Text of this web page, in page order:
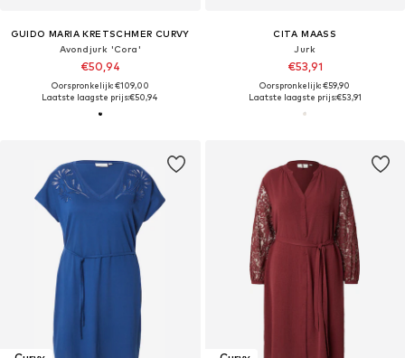
GUIDO MARIA KRETSCHMER CURVY
Avondjurk 'Cora'
€50,94
Oorspronkelijk: €109,00
Laatste laagste prijs:€50,94
CITA MAASS
Jurk
€53,91
Oorspronkelijk: €59,90
Laatste laagste prijs:€53,91